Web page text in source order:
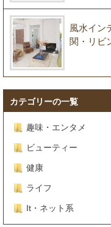
風水イン
関・リビ
カテゴリーの一覧
趣味・エンタメ
ビューティー
健康
ライフ
It・ネット系